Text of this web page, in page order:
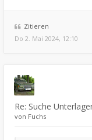
Zitieren
Do 2. Mai 2024, 12:10
Re: Suche
von Fuchs